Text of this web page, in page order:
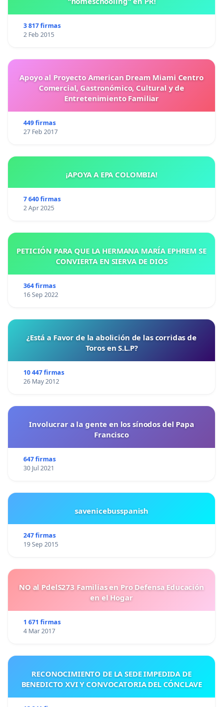
3 817 firmas
2 Feb 2015
Apoyo al Proyecto American Dream Miami Centro
Comercial, Gastronómico, Cultural y de
Entretenimiento Familiar
449 firmas
27 Feb 2017
¡APOYA A EPA COLOMBIA!
7 640 firmas
2 Apr 2025
PETICIÓN PARA QUE LA HERMANA MARÍA EPHREM SE
CONVIERTA EN SIERVA DE DIOS
364 firmas
16 Sep 2022
¿Está a Favor de la abolición de las corridas de
Toros en S.L.P?
10 447 firmas
26 May 2012
Involucrar a la gente en los sínodos del Papa
Francisco
647 firmas
30 Jul 2021
savenicebusspanish
247 firmas
19 Sep 2015
NO al PdelS273 Familias en Pro Defensa Educación
en el Hogar
1 671 firmas
4 Mar 2017
RECONOCIMIENTO DE LA SEDE IMPEDIDA DE
BENEDICTO XVI Y CONVOCATORIA DEL CÓNCLAVE